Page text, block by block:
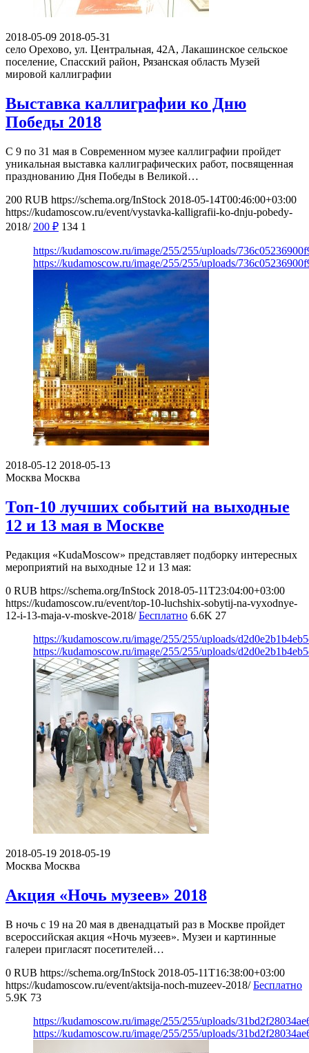
2018-05-09 2018-05-31
село Орехово, ул. Центральная, 42А, Лакашинское сельское
поселение, Спасский район, Рязанская область Музей
мировой каллиграфии
Выставка каллиграфии ко Дню
Победы 2018
С 9 по 31 мая в Современном музее каллиграфии пройдет
уникальная выставка каллиграфических работ, посвященная
празднованию Дня Победы в Великой…
200 RUB https://schema.org/InStock 2018-05-14T00:46:00+03:00
https://kudamoscow.ru/event/vystavka-kalligrafii-ko-dnju-pobedy-
2018/ 200 ₽ 134 1
https://kudamoscow.ru/image/255/255/uploads/
https://kudamoscow.ru/image/255/255/uploads/
2018-05-12 2018-05-13
Москва Москва
Топ-10 лучших событий на выходные
12 и 13 мая в Москве
Редакция «KudaMoscow» представляет подборку интересных
мероприятий на выходные 12 и 13 мая:
0 RUB https://schema.org/InStock 2018-05-11T23:04:00+03:00
https://kudamoscow.ru/event/top-10-luchshix-sobytij-na-vyxodnye-
12-i-13-maja-v-moskve-2018/ Бесплатно 6.6K 27
https://kudamoscow.ru/image/255/255/uploads/
https://kudamoscow.ru/image/255/255/uploads/
2018-05-19 2018-05-19
Москва Москва
Акция «Ночь музеев» 2018
В ночь с 19 на 20 мая в двенадцатый раз в Москве пройдет
всероссийская акция «Ночь музеев». Музеи и картинные
галереи пригласят посетителей…
0 RUB https://schema.org/InStock 2018-05-11T16:38:00+03:00
https://kudamoscow.ru/event/aktsija-noch-muzeev-2018/ Бесплатно
5.9K 73
https://kudamoscow.ru/image/255/255/uploads/
https://kudamoscow.ru/image/255/255/uploads/